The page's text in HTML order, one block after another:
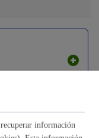
información